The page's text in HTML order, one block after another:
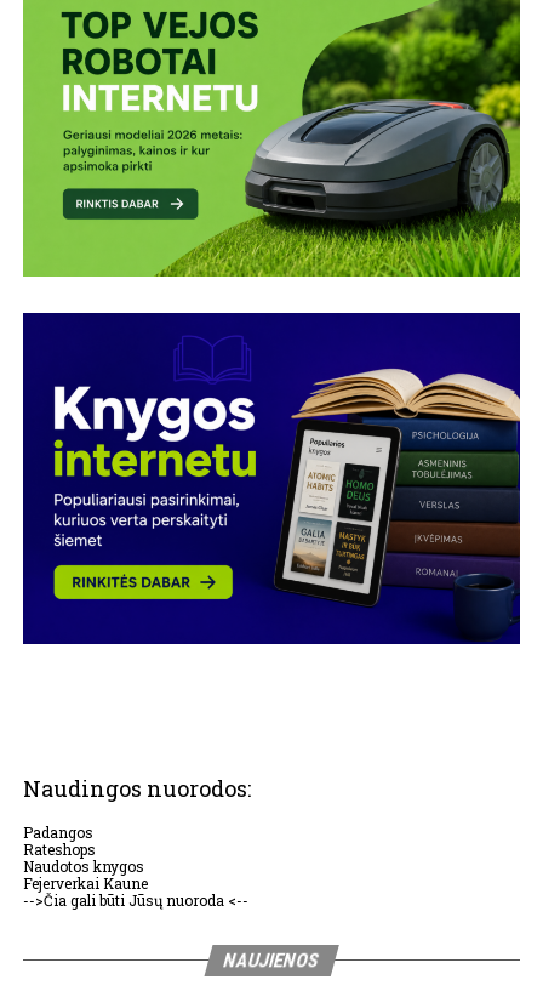
Naudingos nuorodos:
Padangos
Rateshops
Naudotos knygos
Fejerverkai Kaune
-->Čia gali būti Jūsų nuoroda <--
NAUJIENOS